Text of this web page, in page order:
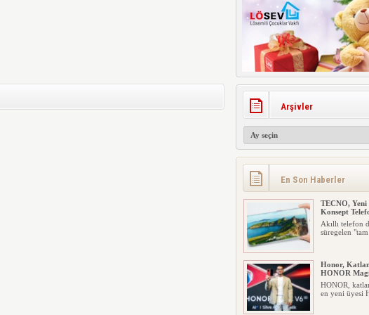
Arşivler
En Son Haberler
TECNO, Yeni
Konsept
Akıllı telefon
süregelen "tam
Honor,
HONOR
HONOR,
en yeni üyesi